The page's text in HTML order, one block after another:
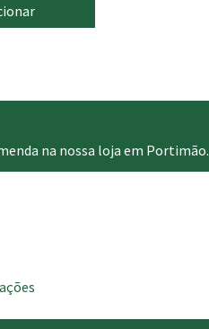
na nossa loja em Portimão.